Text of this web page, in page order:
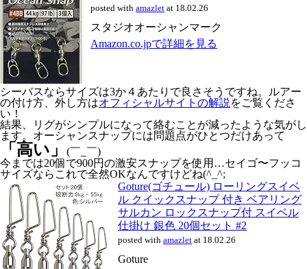
posted with amazlet at 18.02.26
スタジオオーシャンマーク
Amazon.co.jpで詳細を見る
シーバスならサイズは3か４あたりで良さそうですね。ルアー
の付け方、外し方はオフィシャルサイトの解説 をご覧くださ
い！
結果、リグがシンプルになって絡むことが減ったような気がし
ます。オーシャンスナップには問題点がひとつだけあって
「高い」
(￣_￣)
今までは20個で900円の激安スナップを使用…セイゴ〜フッコ
サイズならこれで全然OKなんですけどね(^_^;
Goture(ゴチュール) ローリングスイベ
ル クイックスナップ 付き ベアリング
サルカン ロックスナップ付 スイベル
仕掛け 銀色 20個セット #2
posted with amazlet at 18.02.26
Goture